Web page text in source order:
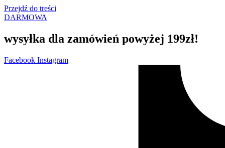
Przejdź do treści
DARMOWA
wysyłka dla zamówień powyżej 199zł!
Facebook Instagram